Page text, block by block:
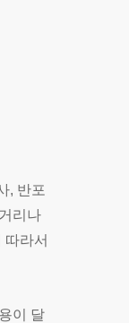
, 반포
리나
따라서
이 달